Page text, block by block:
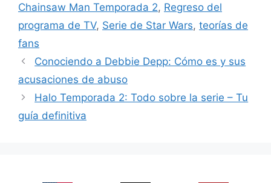
Chainsaw Man Temporada 2, Regreso del
programa de TV, Serie de Star Wars, teorías de
fans
Conociendo a Debbie Depp: Cómo es y sus
acusaciones de abuso
Halo Temporada 2: Todo sobre la serie – Tu
guía definitiva